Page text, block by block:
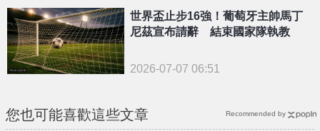
世界盃止步16強！葡萄牙主帥馬丁
尼茲宣布請辭 結束國家隊執教
2026-07-07 06:51
您也可能喜歡這些文章 Recommended by